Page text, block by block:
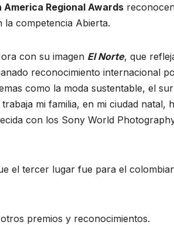
America Regional Awards
la competencia Abierta.
con su imagen El Norte, que
reconocimiento internacional
como la moda sustentable, el
mi familia, en mi ciudad natal,
con los Sony World
el tercer lugar fue para el
premios y reconocimientos.